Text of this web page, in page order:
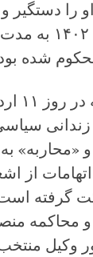
دیوان عالی است. مأموران در ۲۹
تبریز منتقل کردند.
شده
«محاربه»
از
گرفته
محاکمه
وکیل